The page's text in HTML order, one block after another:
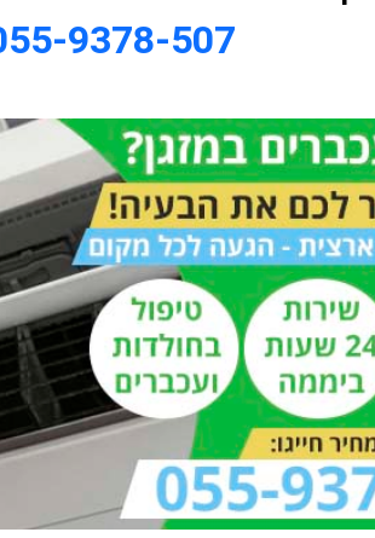
9378-507